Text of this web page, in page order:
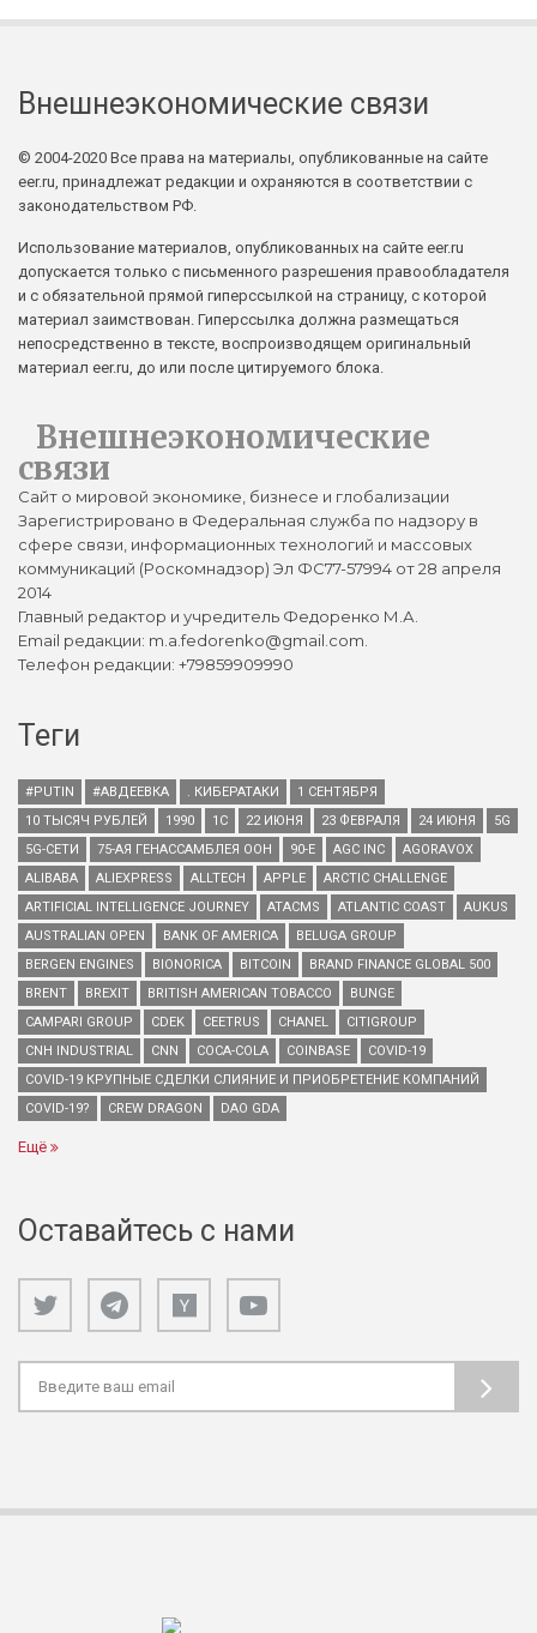
Внешнеэкономические связи
© 2004-2020 Все права на материалы, опубликованные на сайте
eer.ru, принадлежат редакции и охраняются в соответствии с
законодательством РФ.
Использование материалов, опубликованных на сайте eer.ru
допускается только с письменного разрешения правообладателя
и с обязательной прямой гиперссылкой на страницу, с которой
материал заимствован. Гиперссылка должна размещаться
непосредственно в тексте, воспроизводящем оригинальный
материал eer.ru, до или после цитируемого блока.
Внешнеэкономические
связи
Сайт о мировой экономике, бизнесе и глобализации
Зарегистрировано в Федеральная служба по надзору в
сфере связи, информационных технологий и массовых
коммуникаций (Роскомнадзор) Эл ФС77-57994 от 28 апреля
2014
Главный редактор и учредитель Федоренко М.А.
Email редакции: m.a.fedorenko@gmail.com.
Телефон редакции: +79859909990
Теги
#PUTIN #АВДЕЕВКА . КИБЕРАТАКИ
1 СЕНТЯБРЯ
10 ТЫСЯЧ РУБЛЕЙ
1990 1С 22 ИЮНЯ 23 ФЕВРАЛЯ 24 ИЮНЯ
5G
5G-СЕТИ
75-АЯ ГЕНАССАМБЛЕЯ ООН 90-Е AGC INC
AGORAVOX
ALIBABA
ALIEXPRESS ALLTECH APPLE
ARCTIC CHALLENGE
ARTIFICIAL INTELLIGENCE JOURNEY
ATACMS ATLANTIC COAST
AUKUS
AUSTRALIAN OPEN
BANK OF AMERICA
BELUGA GROUP
BERGEN ENGINES
BIONORICA BITCOIN
BRAND FINANCE GLOBAL 500
BRENT
BREXIT BRITISH AMERICAN TOBACCO
BUNGE
CAMPARI GROUP
CDEK CEETRUS CHANEL
CITIGROUP
CNH INDUSTRIAL
CNN COCA-COLA COINBASE
COVID-19
COVID-19 КРУПНЫЕ СДЕЛКИ СЛИЯНИЕ И ПРИОБРЕТЕНИЕ КОМПАНИЙ
COVID-19?
CREW DRAGON DAO GDA
Ещё
Оставайтесь с нами